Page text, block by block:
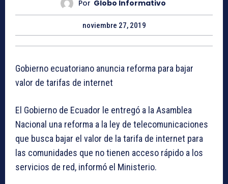
Por Globo Informativo
noviembre 27, 2019
Gobierno ecuatoriano anuncia reforma para bajar
valor de tarifas de internet
El Gobierno de Ecuador le entregó a la Asamblea
Nacional una reforma a la ley de telecomunicaciones
que busca bajar el valor de la tarifa de internet para
las comunidades que no tienen acceso rápido a los
servicios de red, informó el Ministerio.